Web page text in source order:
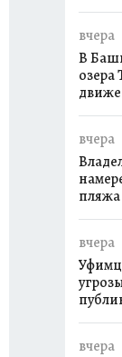
вчера
В
озера
вчера
пляжа
вчера
вчера